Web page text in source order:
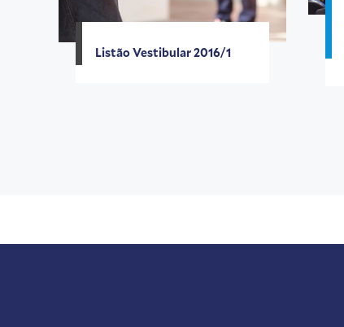
Listão Vestibular 2016/1